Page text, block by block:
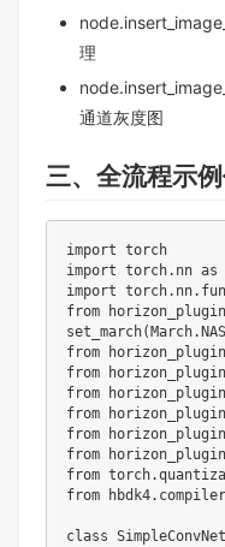
理
通道灰度图
三、全流程示
import torch
import torch.nn as
import
from
from
from
from
from
from
from
from
from
class